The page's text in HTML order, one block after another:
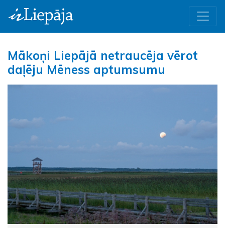
Mākoņi Liepājā netraucēja vērot
daļēju Mēness aptumsumu